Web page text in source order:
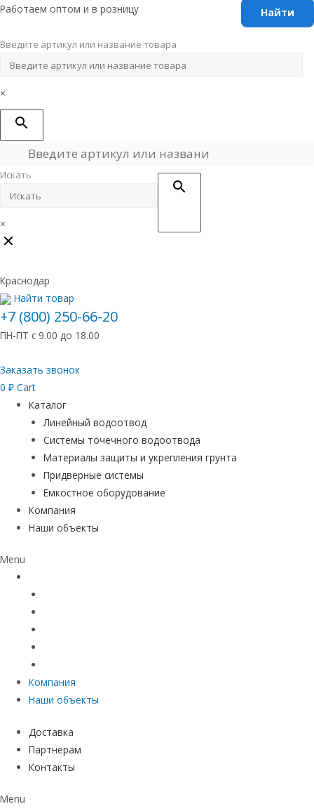
Перейти
содержимому
Работаем оптом и в розницу
Введите артикул или название товара
×
Искать
×
Краснодар
Найти товар
+7 (800) 250-66-20
ПН-ПТ с 9.00 до 18.00
Заказать звонок
0 ₽ Cart
Каталог
Линейный водоотвод
Системы точечного водоотвода
Материалы защиты и укрепления грунта
Придверные системы
Емкостное оборудование
Компания
Наши объекты
Menu
Компания
Наши объекты
Доставка
Партнерам
Контакты
Menu